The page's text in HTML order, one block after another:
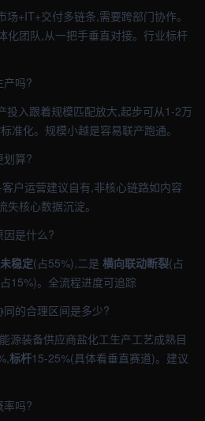
+IT+交付多链条,需要跨部门协作。
化团队,从一把手垂直对接。行业标杆
产吗?
投入跟着规模匹配放大,起步可从1-2万
准化。规模小越是容易联产跑通。
划算?
户运营建议自有,非核心链路如内容
核心数据沉淀。
是什么?
稳定(占55%),二是 横向联动断裂(占
15%)。全流程进度可追踪
的合理区间是多少?
源装备供应商盐化工生产工艺成熟目
标杆15-25%(具体看垂直赛道)。建议
率吗?